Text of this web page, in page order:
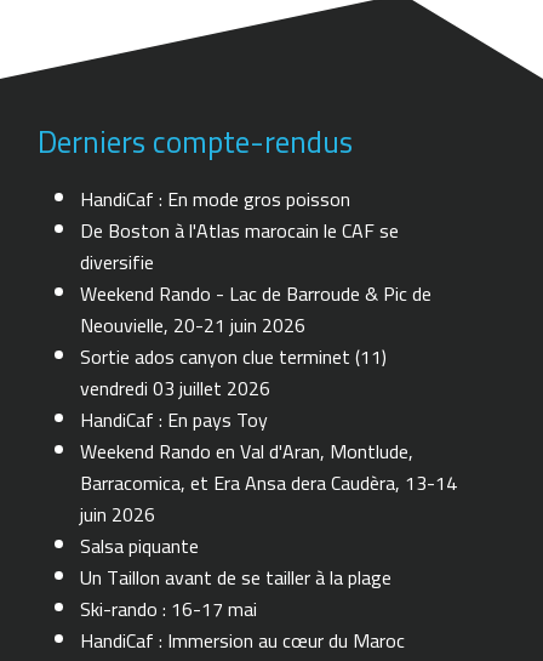
Derniers compte-rendus
HandiCaf : En mode gros poisson
De Boston à l'Atlas marocain le CAF se
diversifie
Weekend Rando - Lac de Barroude & Pic de
Neouvielle, 20-21 juin 2026
Sortie ados canyon clue terminet (11)
vendredi 03 juillet 2026
HandiCaf : En pays Toy
Weekend Rando en Val d'Aran, Montlude,
Barracomica, et Era Ansa dera Caudèra, 13-14
juin 2026
Salsa piquante
Un Taillon avant de se tailler à la plage
Ski-rando : 16-17 mai
HandiCaf : Immersion au cœur du Maroc